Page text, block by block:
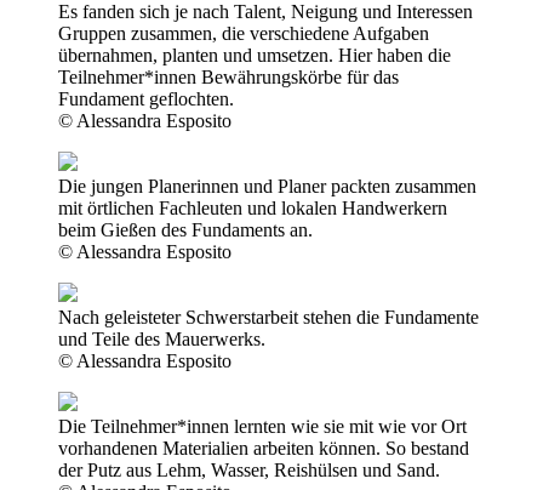
Es fanden sich je nach Talent, Neigung und Interessen
Gruppen zusammen, die verschiedene Aufgaben
übernahmen, planten und umsetzen. Hier haben die
Teilnehmer*innen Bewährungskörbe für das
Fundament geflochten.
© Alessandra Esposito
Die jungen Planerinnen und Planer packten zusammen
mit örtlichen Fachleuten und lokalen Handwerkern
beim Gießen des Fundaments an.
© Alessandra Esposito
Nach geleisteter Schwerstarbeit stehen die Fundamente
und Teile des Mauerwerks.
© Alessandra Esposito
Die Teilnehmer*innen lernten wie sie mit wie vor Ort
vorhandenen Materialien arbeiten können. So bestand
der Putz aus Lehm, Wasser, Reishülsen und Sand.